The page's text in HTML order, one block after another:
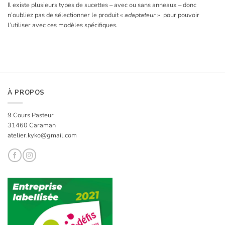
Il existe plusieurs types de sucettes – avec ou sans anneaux – donc
n’oubliez pas de sélectionner le produit « adaptateur» pour pouvoir
l’utiliser avec ces modèles spécifiques.
À PROPOS
9 Cours Pasteur
31460 Caraman
atelier.kyko@gmail.com